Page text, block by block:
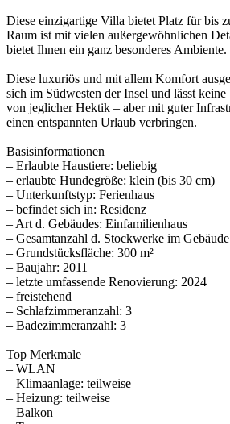
Diese einzigartige Villa bietet Platz für bis
Raum ist mit vielen außergewöhnlichen
bietet Ihnen ein ganz besonderes Ambiente.
Diese luxuriös und mit allem Komfort
sich im Südwesten der Insel und lässt
von jeglicher Hektik – aber mit guter
einen entspannten Urlaub verbringen.
Basisinformationen
– Erlaubte Haustiere: beliebig
– erlaubte Hundegröße: klein (bis 30 cm)
– Unterkunftstyp: Ferienhaus
– befindet sich in: Residenz
– Art d. Gebäudes: Einfamilienhaus
– Gesamtanzahl d. Stockwerke im
– Grundstücksfläche: 300 m²
– Baujahr: 2011
– letzte umfassende Renovierung: 2024
– freistehend
– Schlafzimmeranzahl: 3
– Badezimmeranzahl: 3
Top Merkmale
– WLAN
– Klimaanlage: teilweise
– Heizung: teilweise
– Balkon